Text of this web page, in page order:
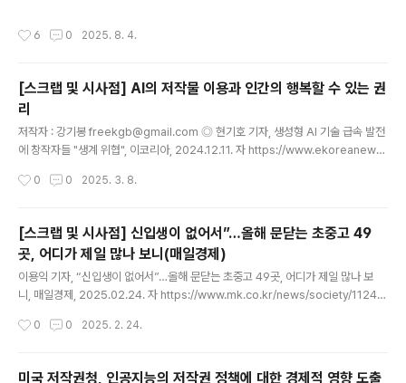
nkyung.com 기사 2 : https://news.mt.co.kr/mtview.php?no=20250803
강화하는 정부의 세제 개편안에 대해 여당이 재검토에 들어간 것은 이재..
6 0 2025. 8. 4.
[스크랩 및 시사점] AI의 저작물 이용과 인간의 행복할 수 있는 권
리
저작자 : 강기봉 freekgb@gmail.com ◎ 현기호 기자, 생성형 AI 기술 급속 발전
에 창작자들 "생계 위협", 이코리아, 2024.12.11. 자 https://www.ekoreanews.
의체 “TDM 면책 규정 도입 필요”, 헤럴드경제, 2024.12.13 자 https://biz.heral
ext and Data Mining, TDM)과 생성형 AI의 산출물은 단순한 통계적 자료와 기존
작품의 기법이나 내용..
0 0 2025. 3. 8.
[스크랩 및 시사점] 신입생이 없어서”…올해 문닫는 초중고 49
곳, 어디가 제일 많나 보니(매일경제)
이용익 기자, “신입생이 없어서”…올해 문닫는 초중고 49곳, 어디가 제일 많나 보
니, 매일경제, 2025.02.24. 자 https://www.mk.co.kr/news/society/11248
제저출생에 따른 학령인구 감소로 올해 문을 닫는 전국 초중고가 49곳에 이르는 곳
게 늘며 앞으로도 문을 닫는www.mk.co.kr 초중고 폐교가 늘고 있다는 점은 이미
0 0 2025. 2. 24.
미국 저작권청, 인공지능의 저작권 정책에 대한 경제적 영향 도출